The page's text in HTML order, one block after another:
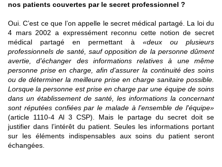
nos patients couvertes par le secret professionnel ?
Oui. C’est ce que l’on appelle le secret médical partagé. La loi du
4 mars 2002 a expressément reconnu cette notion de secret
médical partagé en permettant à «deux ou plusieurs
professionnels de santé, sauf opposition de la personne dûment
avertie, d’échanger des informations relatives à une même
personne prise en charge, afin d'assurer la continuité des soins
ou de déterminer la meilleure prise en charge sanitaire possible.
Lorsque la personne est prise en charge par une équipe de soins
dans un établissement de santé, les informations la concernant
sont réputées confiées par le malade à l'ensemble de l'équipe»
(article 1110-4 Al 3 CSP). Mais le partage du secret doit se
justifier dans l’intérêt du patient. Seules les informations portant
sur les éléments indispensables aux soins du patient seront
échangées.